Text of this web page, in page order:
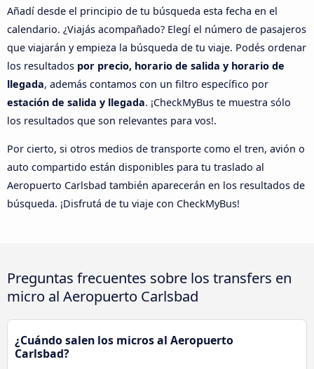
Añadí desde el principio de tu búsqueda esta fecha en el
calendario. ¿Viajás acompañado? Elegí el número de pasajeros
que viajarán y empieza la búsqueda de tu viaje. Podés ordenar
los resultados por precio, horario de salida y horario de
llegada, además contamos con un filtro específico por
estación de salida y llegada. ¡CheckMyBus te muestra sólo
los resultados que son relevantes para vos!.
Por cierto, si otros medios de transporte como el tren, avión o
auto compartido están disponibles para tu traslado al
Aeropuerto Carlsbad también aparecerán en los resultados de
búsqueda. ¡Disfrutá de tu viaje con CheckMyBus!
Preguntas frecuentes sobre los transfers en
micro al Aeropuerto Carlsbad
¿Cuándo salen los micros al Aeropuerto
Carlsbad?